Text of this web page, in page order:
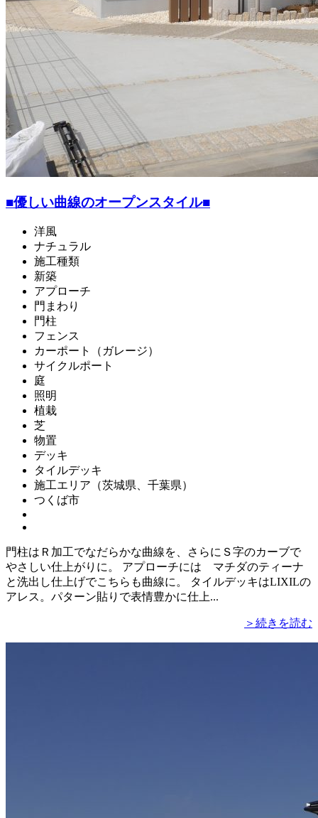
■優しい曲線のオープンスタイル■
洋風
ナチュラル
施工種類
新築
アプローチ
門まわり
門柱
フェンス
カーポート（ガレージ）
サイクルポート
庭
照明
植栽
芝
物置
デッキ
タイルデッキ
施工エリア（茨城県、千葉県）
つくば市
門柱はＲ加工でなだらかな曲線を、さらにＳ字のカーブで
やさしい仕上がりに。 アプローチには マチダのティーナ
と洗出し仕上げでこちらも曲線に。 タイルデッキはLIXILの
アレス。パターン貼りで表情豊かに仕上...
＞続きを読む